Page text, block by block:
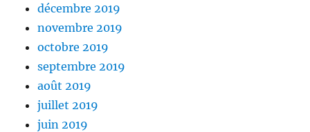
décembre 2019
novembre 2019
octobre 2019
septembre 2019
août 2019
juillet 2019
juin 2019